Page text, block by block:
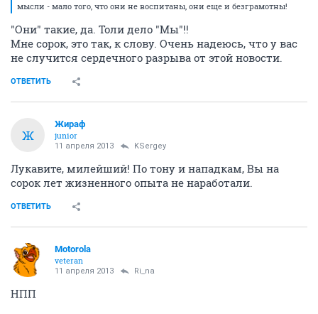
мысли - мало того, что они не воспитаны, они еще и безграмотны!
"Они" такие, да. Толи дело "Мы"!!
Мне сорок, это так, к слову. Очень надеюсь, что у вас
не случится сердечного разрыва от этой новости.
ОТВЕТИТЬ
Ж
Жираф
junior
11 апреля 2013 KSergey
Лукавите, милейший! По тону и нападкам, Вы на
сорок лет жизненного опыта не наработали.
ОТВЕТИТЬ
Motorola
veteran
11 апреля 2013 Ri_na
НПП